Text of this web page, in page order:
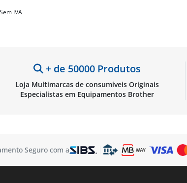
Sem IVA
+ de 50000 Produtos
Loja Multimarcas de consumíveis Originais
Especialistas em Equipamentos Brother
Seguro com a